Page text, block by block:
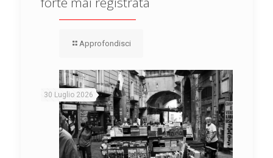
Approfondisci
30 Luglio 2026